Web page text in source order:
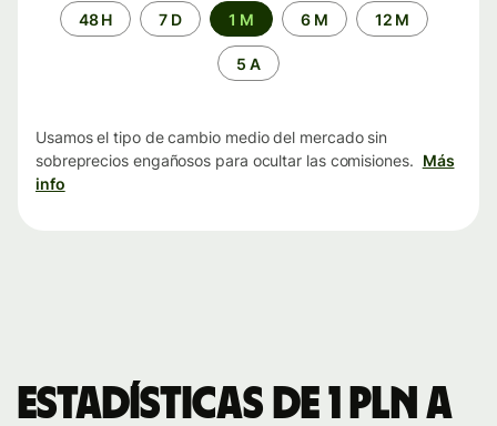
Periodo48 H 7 D 1 M 6 M 12 M
5 A
Usamos el tipo de cambio medio del mercado sin
sobreprecios engañosos para ocultar las comisiones. Más
info
Estadísticas de 1 PLN a